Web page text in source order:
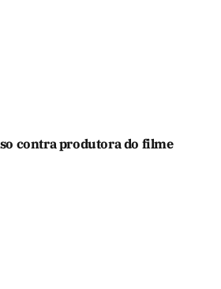
contra produtora do filme